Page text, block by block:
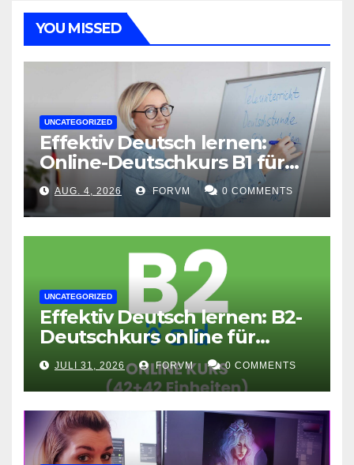
YOU MISSED
UNCATEGORIZED
Effektiv Deutsch lernen:
Online-Deutschkurs B1 für
flexible Lernerfolge
AUG. 4, 2026 FORVM 0 COMMENTS
UNCATEGORIZED
Effektiv Deutsch lernen: B2-
Deutschkurs online für
Fortgeschrittene
JULI 31, 2026 FORVM 0 COMMENTS